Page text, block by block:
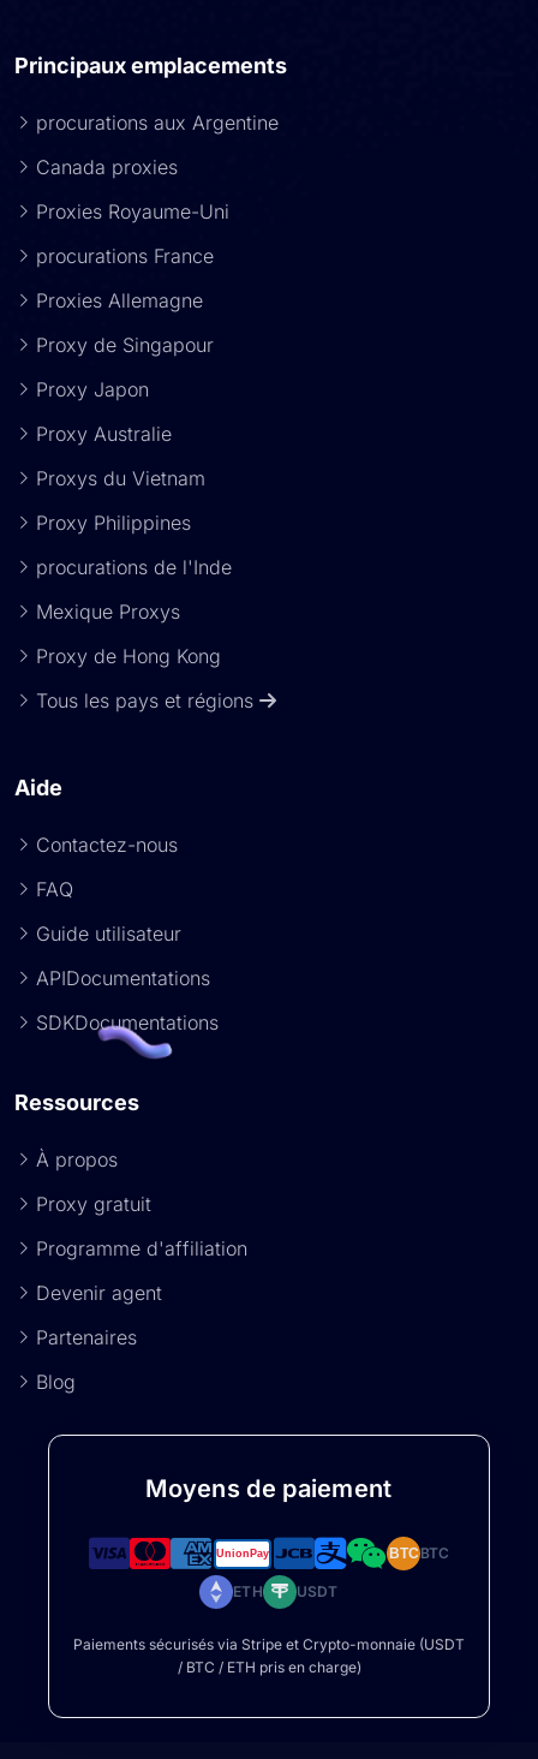
Principaux emplacements
procurations aux Argentine
Canada proxies
Proxies Royaume-Uni
procurations France
Proxies Allemagne
Proxy de Singapour
Proxy Japon
Proxy Australie
Proxys du Vietnam
Proxy Philippines
procurations de l'Inde
Mexique Proxys
Proxy de Hong Kong
Tous les pays et régions
Aide
Contactez-nous
FAQ
Guide utilisateur
APIDocumentations
SDKDocumentations
Ressources
À propos
Proxy gratuit
Programme d'affiliation
Devenir agent
Partenaires
Blog
Moyens de paiement
BTCBTC
ETH USDT
Paiements sécurisés via Stripe et Crypto-monnaie (USDT
/ BTC / ETH pris en charge)